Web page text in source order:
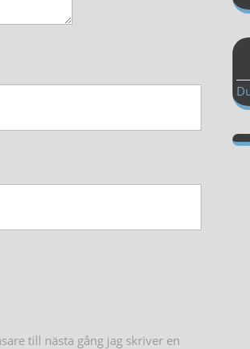
till nästa gång jag skriver en